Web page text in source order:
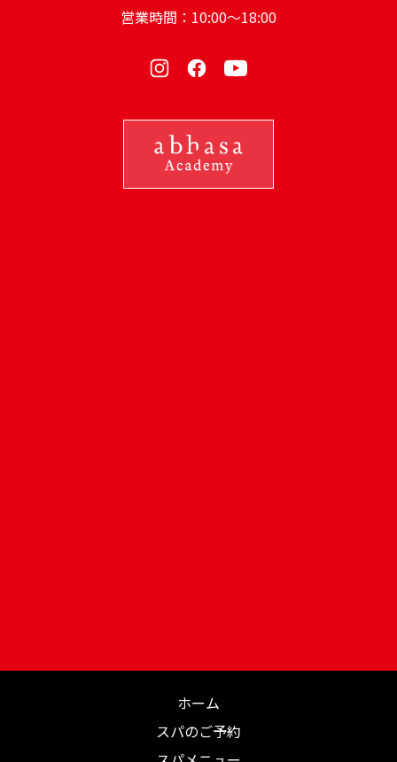
営業時間：10:00～18:00
ホーム
スパのご予約